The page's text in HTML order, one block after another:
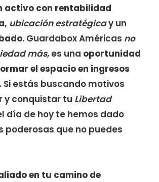
activo con rentabilidad
ubicación estratégicay un
. Guardabox Américas no
más, es una oportunidad
el espacio en ingresos
Si estás buscando motivos
y conquistar tu Libertad
día de hoy te hemos dado
poderosas que no puedes
en tu camino de